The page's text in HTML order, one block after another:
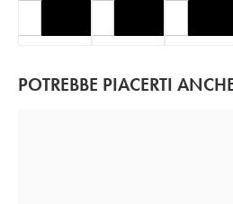
POTREBBE PIACERTI